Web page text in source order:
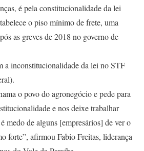
é pela constitucionalidade da lei
o piso mínimo de frete, uma
as greves de 2018 no governo de
a inconstitucionalidade da lei no STF
o povo do agronegócio e pede para
e nos deixe trabalhar
medo de alguns [empresários] de ver o
forte”, afirmou Fabio Freitas, liderança